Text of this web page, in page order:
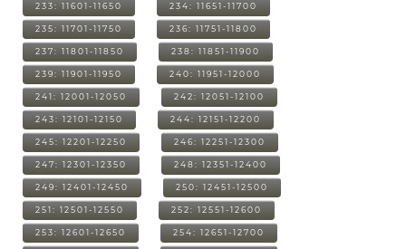
233: 11601-11650 234: 11651-11700
235: 11701-11750 236: 11751-11800
237: 11801-11850 238: 11851-11900
239: 11901-11950 240: 11951-12000
241: 12001-12050 242: 12051-12100
243: 12101-12150 244: 12151-12200
245: 12201-12250 246: 12251-12300
247: 12301-12350 248: 12351-12400
249: 12401-12450 250: 12451-12500
251: 12501-12550 252: 12551-12600
253: 12601-12650 254: 12651-12700